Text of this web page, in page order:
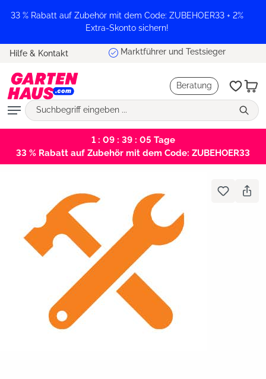
springen
33 % Rabatt auf Zubehör mit dem Code: ZUBEHOER33 + 2%
Extra-Skonto sichern!
Hilfe & Kontakt Marktführer und Testsieger
Beratung
1 : 09 : 39 : 05 Tage
33 % Rabatt auf Zubehör mit dem Code: ZUBEHOER33